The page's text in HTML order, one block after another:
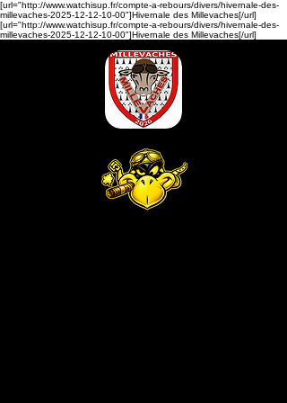
[url="http://www.watchisup.fr/compte-a-rebours/divers/hivernale-des-
millevaches-2025-12-12-10-00"]Hivernale des Millevaches[/url]
[url="http://www.watchisup.fr/compte-a-rebours/divers/hivernale-des-
millevaches-2025-12-12-10-00"]Hivernale des Millevaches[/url]